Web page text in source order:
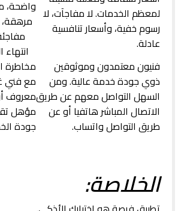
لمعظم الخدمات. لا مفاجآت، لا
رسوم خفية، وأسعار تنافسية
عادلة.
واضحة،
فنيون معتمدون وموثوقين
ذوي جودة خدمة عالية. ومن
السهل التواصل معهم عن طريق
الاتصال المباشر هاتفيا أو عن
طريق التواصل واتساب.
مخاطرة
مع فني
معروف
مؤهل
جودة
الخلاصة: